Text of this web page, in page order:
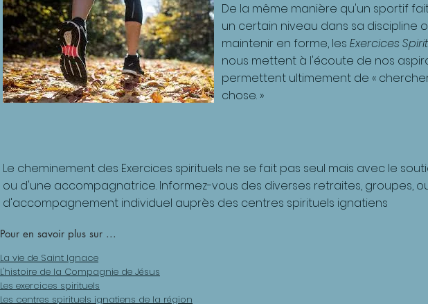
De la même manière qu'un sportif
un certain niveau dans sa discipline
maintenir en forme, les Exercices
nous mettent à l'écoute de nos
permettent ultimement de «
chose. »
Le cheminement des Exercices spirituels ne se fait pas seul mais avec le
ou d'une accompagnatrice. Informez-vous des diverses retraites, groupes,
d'accompagnement individuel auprès des centres spirituels ignatiens
Pour en savoir plus sur ...
La vie de Saint Ignace
L'histoire de la Compagnie de Jésus
Les exercices spirituels
Les centres spirituels ignatiens de la région